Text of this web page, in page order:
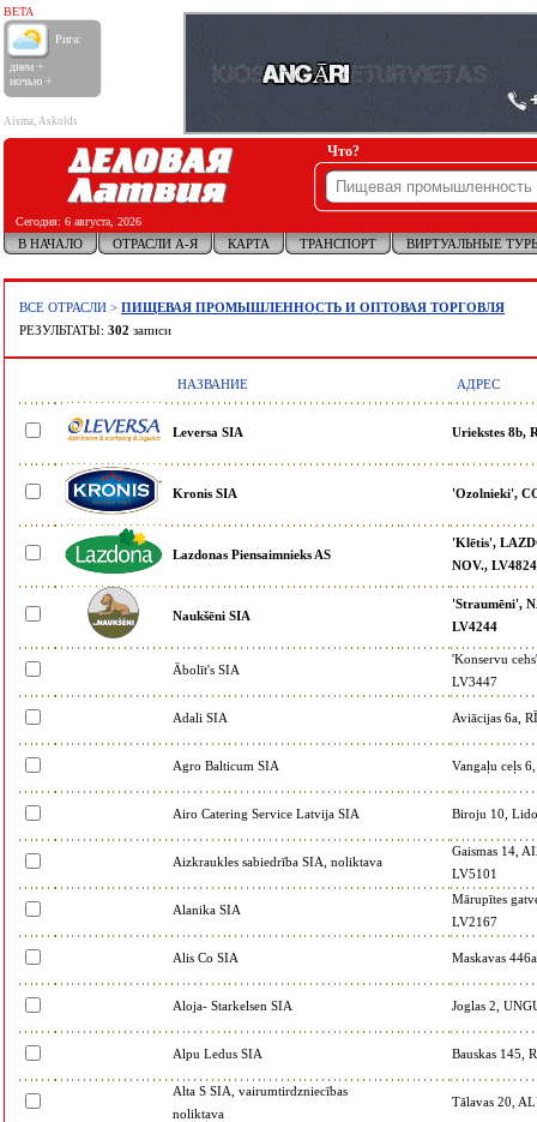
BETA
Рига:
днем +
ночью +
Aisma, Askolds
Сегодня: 6 августа, 2026
Что?
В НАЧАЛО ОТРАСЛИ А-Я КАРТА ТРАНСПОРТ ВИРТУАЛЬНЫЕ
ВСЕ ОТРАСЛИ > ПИЩЕВАЯ ПРОМЫШЛЕННОСТЬ И ОПТОВАЯ ТОРГОВЛЯ
РЕЗУЛЬТАТЫ: 302 записи
НАЗВАНИЕ АДРЕС
Leversa SIA Uriekstes 8b,
Kronis SIA 'Ozolnieki',
Lazdonas Piensaimnieks AS
'Klētis',
NOV., LV4824
Naukšēni SIA
'Straumēni',
LV4244
Ābolīt's SIA
'Konservu
LV3447
Adali SIA Aviācijas 6a,
Agro Balticum SIA Vangaļu ceļs
Airo Catering Service Latvija SIA Biroju 10,
Aizkraukles sabiedrība SIA, noliktava
Gaismas 14,
LV5101
Alanika SIA
Mārupītes
LV2167
Alis Co SIA Maskavas
Aloja- Starkelsen SIA Joglas 2,
Alpu Ledus SIA Bauskas 145,
Alta S SIA, vairumtirdzniecības
noliktava
Tālavas 20,